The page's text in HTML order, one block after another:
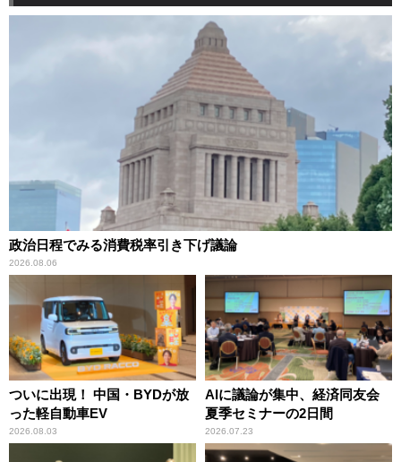
政治日程でみる消費税率引き下げ議論
2026.08.06
ついに出現！ 中国・BYDが放
った軽自動車EV
2026.08.03
AIに議論が集中、経済同友会
夏季セミナーの2日間
2026.07.23